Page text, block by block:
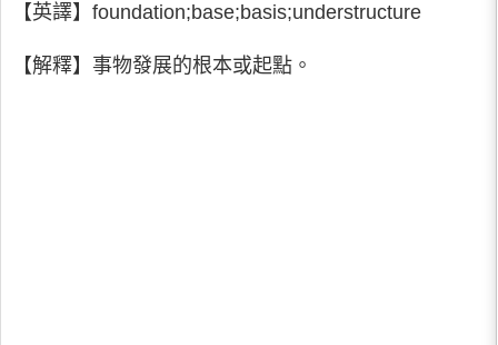
【英譯】foundation;base;basis;understructure
【解釋】事物發展的根本或起點。